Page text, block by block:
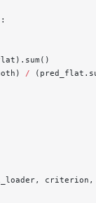
/
criterion,